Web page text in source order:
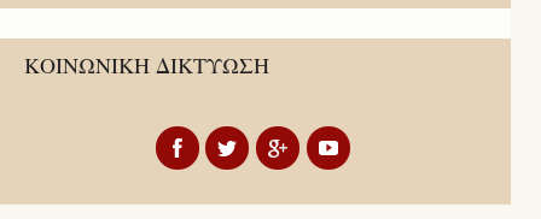
ΚΟΙΝΩΝΙΚΗ ΔΙΚΤΥΩΣΗ